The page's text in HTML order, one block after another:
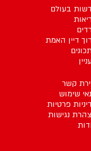
בעולם
דיין האמת
קשר
שימוש
פרטיות
נגישות